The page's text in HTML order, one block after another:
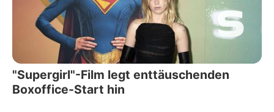
"Supergirl"-Film legt enttäuschenden
Boxoffice-Start hin